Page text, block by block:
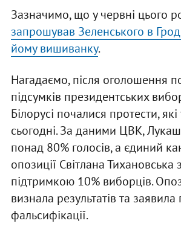
Зазначимо, що у червні цього
запрошував Зеленського в
йому вишиванку.
Нагадаємо, після оголошення
підсумків президентських
Білорусі почалися протести,
сьогодні. За даними ЦВК,
понад 80% голосів, а єдиний
опозиції Світлана Тихановська
підтримкою 10% виборців.
визнала результатів та заявила
фальсифікації.